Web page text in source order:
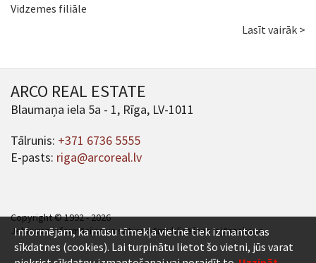
Vidzemes filiāle
Lasīt vairāk >
ARCO REAL ESTATE
Blaumaņa iela 5a - 1, Rīga, LV-1011
Tālrunis: +371 6736 5555
E-pasts: riga@arcoreal.lv
Copyright © 1992 - 2026
Jebkuras informācijas un satura pārpublicēšana ir jāsaskaņo.
Informējam, ka mūsu tīmekļa vietnē tiek izmantotas
sīkdatnes (cookies). Lai turpinātu lietot šo vietni, jūs varat